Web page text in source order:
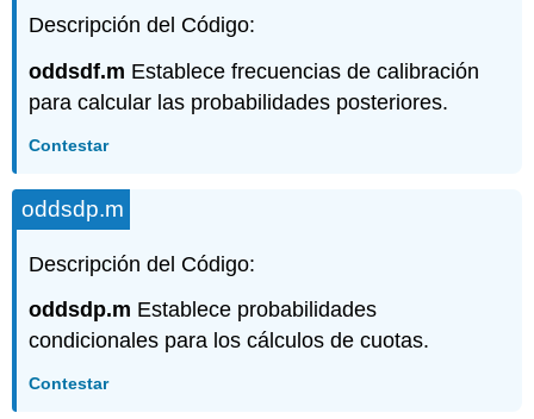
Descripción del Código:
oddsdf.m Establece frecuencias de calibración
para calcular las probabilidades posteriores.
Contestar
oddsdp.m
Descripción del Código:
oddsdp.m Establece probabilidades
condicionales para los cálculos de cuotas.
Contestar